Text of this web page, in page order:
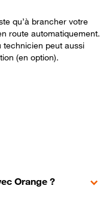
qu’à brancher votre
route automatiquement.
technicien peut aussi
(en option).
Orange ?